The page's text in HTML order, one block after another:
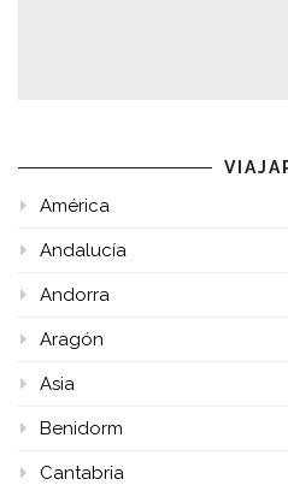
América
Andalucía
Andorra
Aragón
Asia
Benidorm
Cantabria